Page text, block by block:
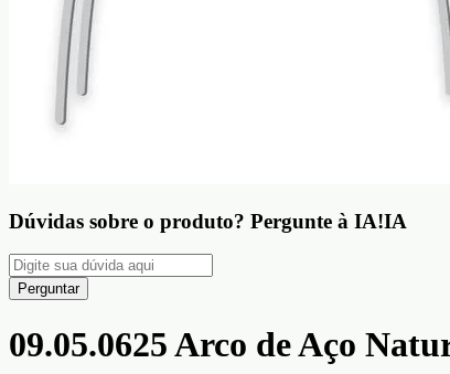
Dúvidas sobre o produto? Pergunte à IA!IA
Perguntar
09.05.0625 Arco de Aço